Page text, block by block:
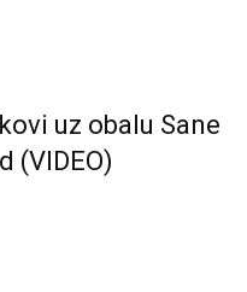
uz obalu Sane
(VIDEO)